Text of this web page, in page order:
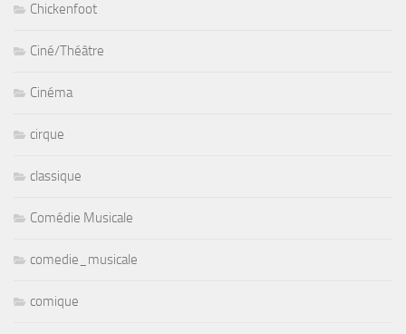
Chickenfoot
Ciné/Théâtre
Cinéma
cirque
classique
Comédie Musicale
comedie_musicale
comique